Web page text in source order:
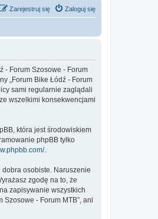
Zaloguj się
Zarejestruj się
- Forum Szosowe - Forum
„Forum Bike Łódź - Forum
sami regularnie zaglądali
wszelkimi konsekwencjami
która jest środowiskiem
phpBB tylko
.
osobiste. Naruszenie
zgodę na to, że
zapisywanie wszystkich
- Forum MTB”, ani